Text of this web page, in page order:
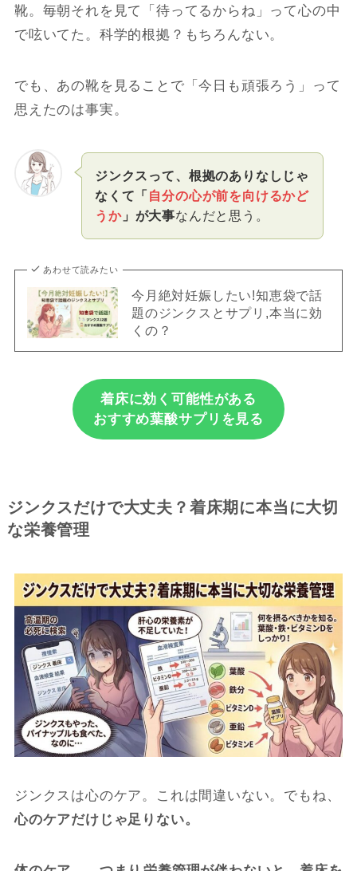
靴。毎朝それを見て「待ってるからね」って心の中
で呟いてた。科学的根拠？もちろんない。
でも、あの靴を見ることで「今日も頑張ろう」って
思えたのは事実。
ジンクスって、根拠のありなしじゃ
なくて「 自分の心が前を向けるかど
うか」が大事なんだと思う。
あわせて読みたい
今月絶対妊娠したい!知恵袋で話
題のジンクスとサプリ,本当に効
くの？
着床に効く可能性がある
おすすめ葉酸サプリを見る
ジンクスだけで大丈夫？着床期に本当に大切
な栄養管理
ジンクスは心のケア。これは間違いない。でもね、
心のケアだけじゃ足りない。